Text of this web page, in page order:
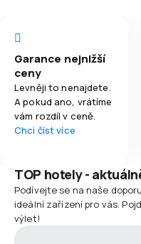
Garance nejnižší
ceny
Levněji to nenajdete.
A pokud ano, vrátíme
vám rozdíl v ceně.
Chci číst více
TOP hotely -
Podívejte se na naše
ideální zařízení pro vás.
výlet!